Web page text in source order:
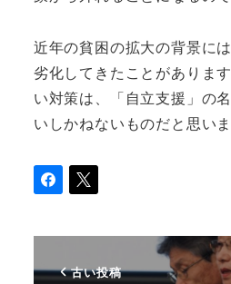
近年の貧困の拡大の背景に
劣化してきたことがありま
い対策は、「自立支援」の
いしかねないものだと思いま
古い投稿